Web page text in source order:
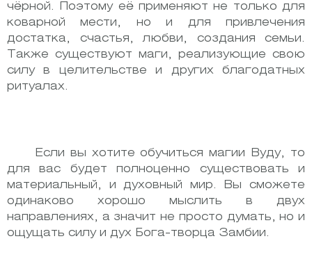
чёрной. Поэтому её применяют не только для
коварной мести, но и для привлечения
достатка, счастья, любви, создания семьи.
Также существуют маги, реализующие свою
силу в целительстве и других благодатных
ритуалах.
Если вы хотите обучиться магии Вуду, то
для вас будет полноценно существовать и
материальный, и духовный мир. Вы сможете
одинаково хорошо мыслить в двух
направлениях, а значит не просто думать, но и
ощущать силу и дух Бога-творца Замбии.